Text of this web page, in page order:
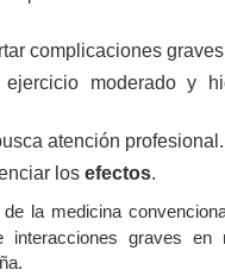
complicaciones
moderado y
atención profesional.
los efectos.
la medicina
graves en